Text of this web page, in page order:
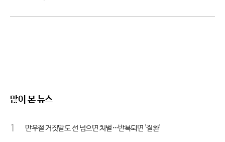
많이 본 뉴스
1 만우절 거짓말도 선 넘으면 처벌…반복되면 '질환'